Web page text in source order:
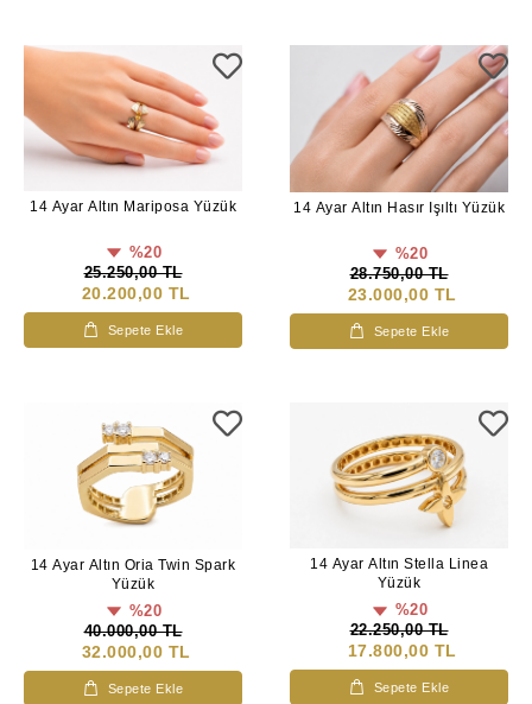
14 Ayar Altın Mariposa Yüzük
%20
25.250,00 TL
20.200,00 TL
Sepete Ekle
14 Ayar Altın Hasır Işıltı Yüzük
%20
28.750,00 TL
23.000,00 TL
Sepete Ekle
14 Ayar Altın Oria Twin Spark
Yüzük
%20
40.000,00 TL
32.000,00 TL
Sepete Ekle
14 Ayar Altın Stella Linea
Yüzük
%20
22.250,00 TL
17.800,00 TL
Sepete Ekle